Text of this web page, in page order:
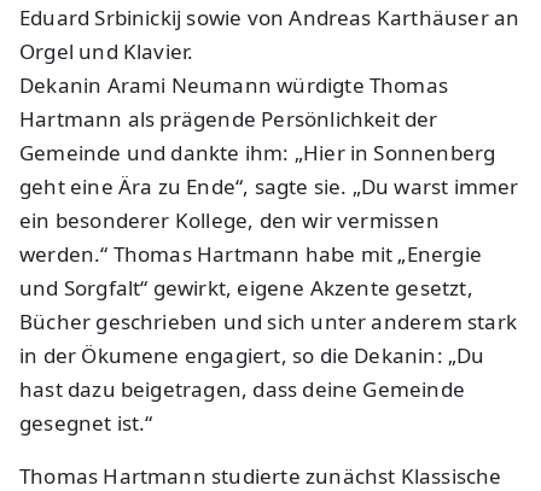
Eduard Srbinickij sowie von Andreas Karthäuser an
Orgel und Klavier.
Dekanin Arami Neumann würdigte Thomas
Hartmann als prägende Persönlichkeit der
Gemeinde und dankte ihm: „Hier in Sonnenberg
geht eine Ära zu Ende“, sagte sie. „Du warst immer
ein besonderer Kollege, den wir vermissen
werden.“ Thomas Hartmann habe mit „Energie
und Sorgfalt“ gewirkt, eigene Akzente gesetzt,
Bücher geschrieben und sich unter anderem stark
in der Ökumene engagiert, so die Dekanin: „Du
hast dazu beigetragen, dass deine Gemeinde
gesegnet ist.“
Thomas Hartmann studierte zunächst Klassische